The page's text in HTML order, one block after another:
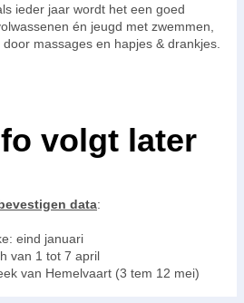
ieder jaar wordt het een goed
én jeugd met zwemmen,
massages en hapjes & drankjes.
volgt later
data:
eind januari
van 1 tot 7 april
van Hemelvaart (3 tem 12 mei)